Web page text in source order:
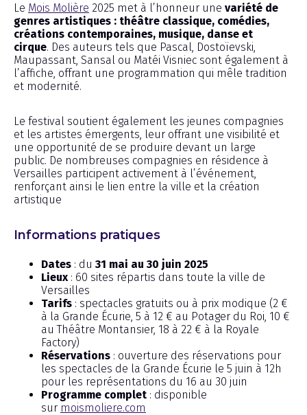
Le Mois Molière 2025 met à l’honneur une variété de
genres artistiques : théâtre classique, comédies,
créations contemporaines, musique, danse et
cirque. Des auteurs tels que Pascal, Dostoïevski,
Maupassant, Sansal ou Matéi Visniec sont également à
l’affiche, offrant une programmation qui mêle tradition
et modernité.
Le festival soutient également les jeunes compagnies
et les artistes émergents, leur offrant une visibilité et
une opportunité de se produire devant un large
public. De nombreuses compagnies en résidence à
Versailles participent activement à l’événement,
renforçant ainsi le lien entre la ville et la création
artistique
Informations pratiques
Dates : du 31 mai au 30 juin 2025
Lieux : 60 sites répartis dans toute la ville de
Versailles
Tarifs : spectacles gratuits ou à prix modique (2 €
à la Grande Écurie, 5 à 12 € au Potager du Roi, 10 €
au Théâtre Montansier, 18 à 22 € à la Royale
Factory)
Réservations : ouverture des réservations pour
les spectacles de la Grande Écurie le 5 juin à 12h
pour les représentations du 16 au 30 juin
Programme complet : disponible
sur moismoliere.com